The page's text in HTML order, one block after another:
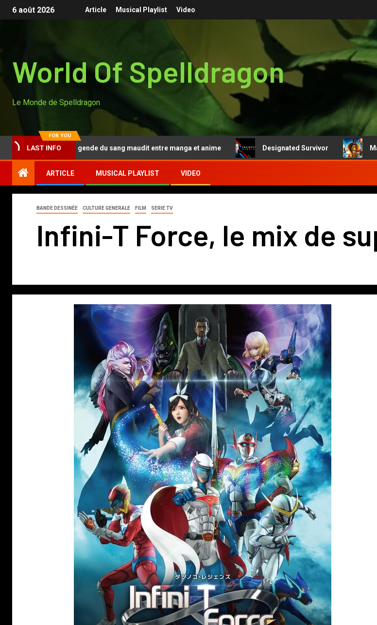
6 août 2026 Article Musical Playlist Video
World Of Spelldragon
Le Monde de Spelldragon
FOR YOU
LAST INFO
Anki, la légende du sang maudit entre manga et anime Designated Survivor
ARTICLE MUSICAL PLAYLIST VIDEO
BANDE DESSINÉE CULTURE GENERALE FILM SERIE TV
Infini-T Force, le mix de